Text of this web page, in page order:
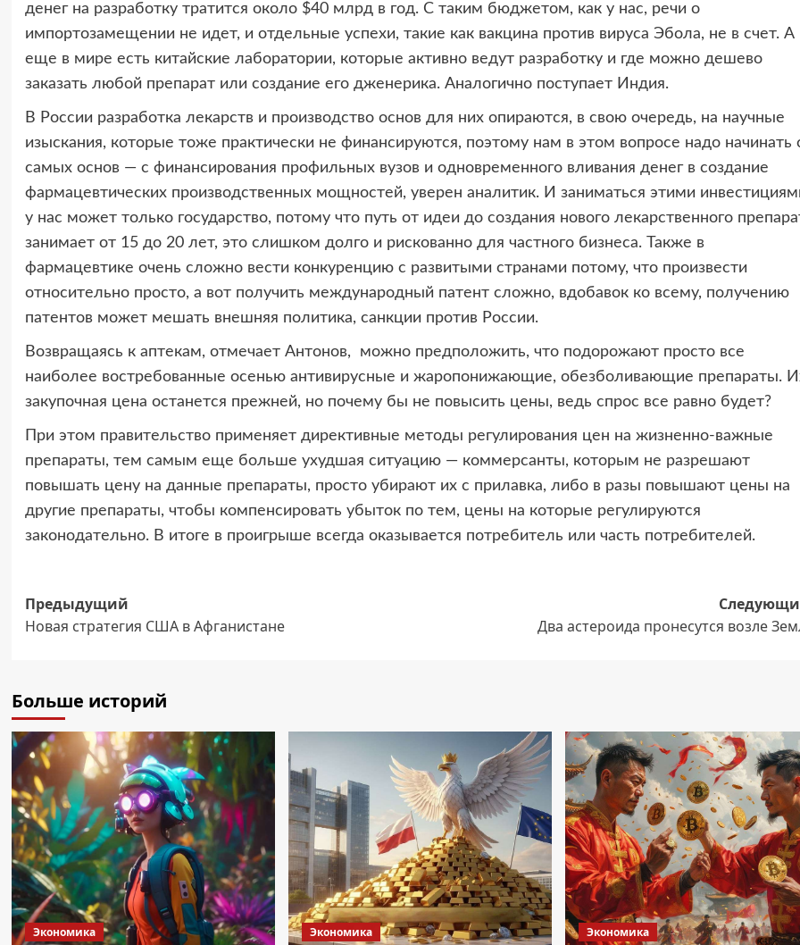
денег на разработку тратится около $40 млрд в год. С таким бюджетом, как у нас, речи о
импортозамещении не идет, и отдельные успехи, такие как вакцина против вируса Эбола, не в счет. А
еще в мире есть китайские лаборатории, которые активно ведут разработку и где можно дешево
заказать любой препарат или создание его дженерика. Аналогично поступает Индия.
В России разработка лекарств и производство основ для них опираются, в свою очередь, на научные
изыскания, которые тоже практически не финансируются, поэтому нам в этом вопросе надо начинать
самых основ — с финансирования профильных вузов и одновременного вливания денег в создание
фармацевтических производственных мощностей, уверен аналитик. И заниматься этими
у нас может только государство, потому что путь от идеи до создания нового лекарственного
занимает от 15 до 20 лет, это слишком долго и рискованно для частного бизнеса. Также в
фармацевтике очень сложно вести конкуренцию с развитыми странами потому, что произвести
относительно просто, а вот получить международный патент сложно, вдобавок ко всему, получению
патентов может мешать внешняя политика, санкции против России.
Возвращаясь к аптекам, отмечает Антонов, можно предположить, что подорожают просто все
наиболее востребованные осенью антивирусные и жаропонижающие, обезболивающие препараты.
закупочная цена останется прежней, но почему бы не повысить цены, ведь спрос все равно будет?
При этом правительство применяет директивные методы регулирования цен на жизненно-важные
препараты, тем самым еще больше ухудшая ситуацию — коммерсанты, которым не разрешают
повышать цену на данные препараты, просто убирают их с прилавка, либо в разы повышают цены на
другие препараты, чтобы компенсировать убыток по тем, цены на которые регулируются
законодательно. В итоге в проигрыше всегда оказывается потребитель или часть потребителей.
Навигация
записи
Предыдущий
Новая стратегия США в Афганистане
Два астероида пронесутся возле
Больше историй
Экономика Экономика Экономика